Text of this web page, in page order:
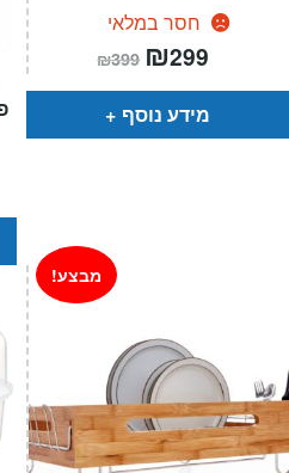
חסר במלאי
₪399 המחיר
המקורי
היה:
₪399.
₪299
הוא:
מידע נוסף
מבצע!